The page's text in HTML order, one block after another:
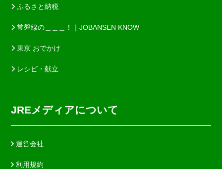
ふるさと納税
常磐線の＿＿＿！｜JOBANSEN KNOW
東京 おでかけ
レシピ・献立
JREメディアについて
運営会社
利用規約